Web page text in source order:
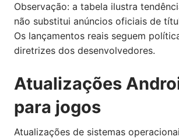
Observação: a tabela ilustra
não substitui anúncios oficiais de
Os lançamentos reais seguem
diretrizes dos desenvolvedores.
Atualizações
para jogos
Atualizações de sistemas